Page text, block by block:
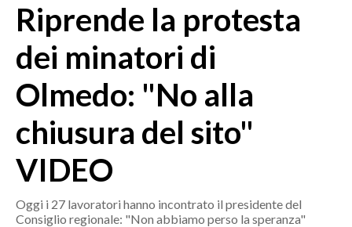
MEDIO CAMPIDANO
ORISTANO E PROVINCIA
SASSARI E PROVINCIA
GALLURA
NUORO E PROVINCIA
OGLIASTRA
AGENDA
ITALIA
Riprende la protesta
dei minatori di
Olmedo: "No alla
chiusura del sito"
VIDEO
Oggi i 27 lavoratori hanno incontrato il presidente del
Consiglio regionale: "Non abbiamo perso la speranza"